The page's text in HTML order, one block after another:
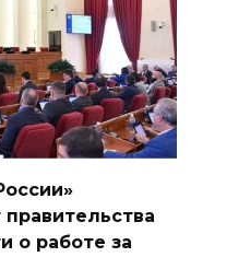
о работе за